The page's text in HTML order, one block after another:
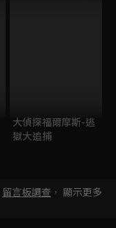
大偵探福爾摩斯-逃
獄大追捕
留言板調查 ， 顯示更多